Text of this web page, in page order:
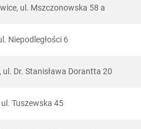
ul. Mszczonowska 58 a
Niepodległości 6
ul. Dr. Stanisława Dorantta 20
Tuszewska 45